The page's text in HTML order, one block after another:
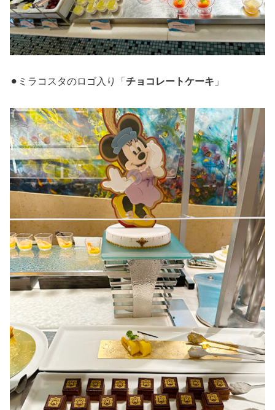
⚫︎ミラコスタのロゴ入り「 チョコレートケーキ 」